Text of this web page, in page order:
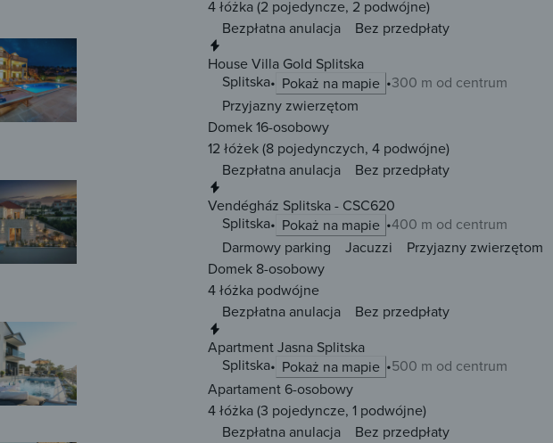
4 łóżka(2 pojedyncze, 2 podwójne)
Bezpłatna anulacja
Bez przedpłaty
House Villa Gold Splitska
Splitska
Pokaż na mapie
300 m od centrum
Przyjazny zwierzętom
Domek 16-osobowy
12 łóżek(8 pojedynczych, 4 podwójne)
Bezpłatna anulacja
Bez przedpłaty
Vendégház Splitska - CSC620
Splitska
Pokaż na mapie 400 m od centrum
Darmowy parking
Jacuzzi Przyjazny zwierzętom
Domek 8-osobowy
4 łóżka podwójne
Bezpłatna anulacja
Bez przedpłaty
Apartment Jasna Splitska
Splitska
Pokaż na mapie 500 m od centrum
Apartament 6-osobowy
4 łóżka(3 pojedyncze, 1 podwójne)
Bezpłatna anulacja
Bez przedpłaty